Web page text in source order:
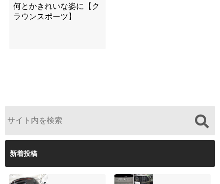
何とかきれいな姿に【ク
ラウンスポーツ】
新着投稿